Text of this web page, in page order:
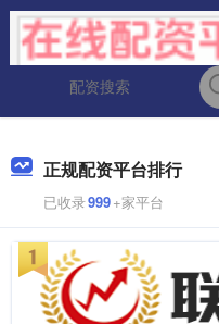
正规配资平台排行
已收录999+家平台